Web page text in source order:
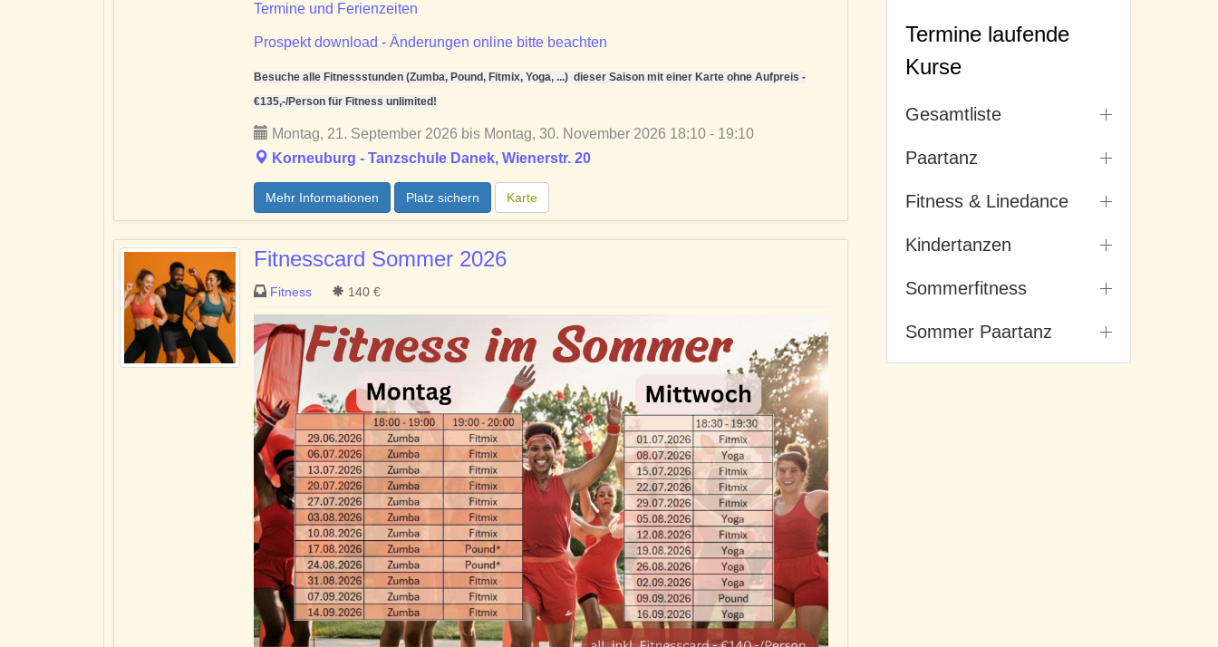
Termine und Ferienzeiten
Prospekt download - Änderungen online bitte beachten
Besuche alle Fitnessstunden (Zumba, Pound, Fitmix, Yoga, ...) dieser Saison mit einer Karte ohne Aufpreis -
€135,-/Person für Fitness unlimited!
Montag, 21. September 2026 bis Montag, 30. November 2026 18:10 - 19:10
Korneuburg - Tanzschule Danek, Wienerstr. 20
Mehr Informationen Platz sichern Karte
Fitnesscard Sommer 2026
Fitness 140 €
Termine laufende
Kurse
Gesamtliste
Paartanz
Fitness & Linedance
Kindertanzen
Sommerfitness
Sommer Paartanz